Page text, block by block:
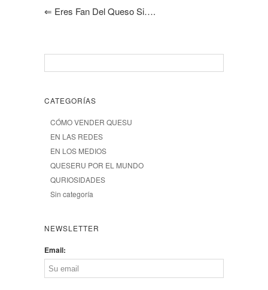
⇐ Eres Fan Del Queso Si….
CATEGORÍAS
CÓMO VENDER QUESU
EN LAS REDES
EN LOS MEDIOS
QUESERU POR EL MUNDO
QURIOSIDADES
Sin categoría
NEWSLETTER
Email: